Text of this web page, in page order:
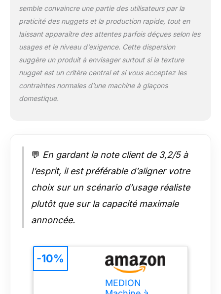
à glaçons Nugget MD
11960, pelle à glace,
bac à glace, mode
d'emploi
semble convaincre une partie des utilisateurs par la
praticité des nuggets et la production rapide, tout en
laissant apparaître des attentes parfois déçues selon les
usages et le niveau d’exigence. Cette dispersion
suggère un produit à envisager surtout si la texture
nugget est un critère central et si vous acceptez les
contraintes normales d’une machine à glaçons
domestique.
💬 En gardant la note client de 3,2/5 à
l’esprit, il est préférable d’aligner votre
choix sur un scénario d’usage réaliste
plutôt que sur la capacité maximale
annoncée.
MEDION
-10%